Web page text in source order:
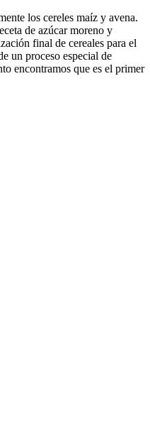
los cereles maíz y avena.
de azúcar moreno y
final de cereales para el
un proceso especial de
encontramos que es el primer